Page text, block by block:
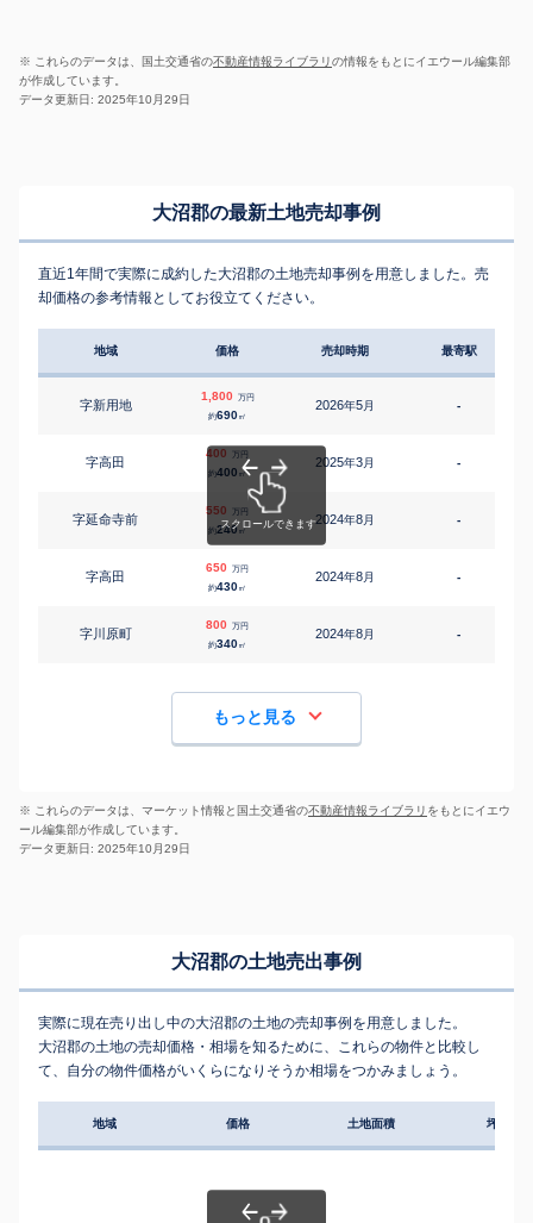
※ これらのデータは、国土交通省の不動産情報ライブラリの情報をもとにイエウール編集部
が作成しています。
データ更新日: 2025年10月29日
大沼郡の最新土地売却事例
直近1年間で実際に成約した大沼郡の土地売却事例を用意しました。売
却価格の参考情報としてお役立てください。
地域 価格 売却時期 最寄駅
字新用地
1,800 万円
約690㎡
2026年5月 -
字高田
400 万円
約400 ㎡
2025年3月 -
字延命寺前
550 万円
約240㎡
2024年8月 -
字高田
650 万円
約430㎡
2024年8月 -
字川原町
800 万円
約340㎡
2024年8月 -
もっと見る
※ これらのデータは、マーケット情報と国土交通省の不動産情報ライブラリ をもとにイエウ
ール編集部が作成しています。
データ更新日: 2025年10月29日
大沼郡の土地売出事例
実際に現在売り出し中の大沼郡の土地の売却事例を用意しました。
大沼郡の土地の売却価格・相場を知るために、これらの物件と比較し
て、自分の物件価格がいくらになりそうか相場をつかみましょう。
地域 価格 土地面積 坪単価